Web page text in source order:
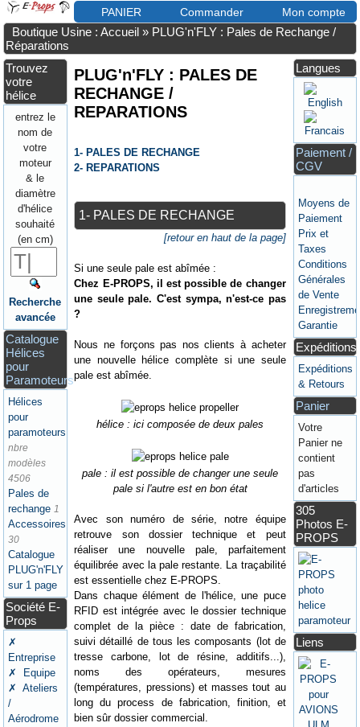
PANIER Commander Mon compte
Boutique Usine : Accueil » PLUG'n'FLY : Pales de Rechange /
Réparations
Trouvez
votre
hélice
entrez le
nom de
votre
moteur
& le
diamètre
d'hélice
souhaité
(en cm)
Recherche
avancée
Catalogue
Hélices
pour
Paramoteurs
Hélices
pour
paramoteurs
nbre
modèles
4506
Pales de
rechange 1
Accessoires
30
Catalogue
PLUG'n'FLY
sur 1 page
Société E-
Props
✗
Entreprise
✗ Equipe
✗ Ateliers
/
Aérodrome
PLUG'n'FLY : PALES DE
RECHANGE /
REPARATIONS
1- PALES DE RECHANGE
2- REPARATIONS
1- PALES DE RECHANGE
[retour en haut de la page]
Si une seule pale est abîmée :
Chez E-PROPS, il est possible de changer
une seule pale. C'est sympa, n'est-ce pas
?
Nous ne forçons pas nos clients à acheter
une nouvelle hélice complète si une seule
pale est abîmée.
hélice : ici composée de deux pales
pale : il est possible de changer une seule
pale si l'autre est en bon état
Avec son numéro de série, notre équipe
retrouve son dossier technique et peut
réaliser une nouvelle pale, parfaitement
équilibrée avec la pale restante. La traçabilité
est essentielle chez E-PROPS.
Dans chaque élément de l'hélice, une puce
RFID est intégrée avec le dossier technique
complet de la pièce : date de fabrication,
suivi détaillé de tous les composants (lot de
tresse carbone, lot de résine, additifs...),
noms des opérateurs, mesures
(températures, pressions) et masses tout au
long du process de fabrication, finition, et
bien sûr dossier commercial.
Langues
Paiement /
CGV
Moyens de
Paiement
Prix et
Taxes
Conditions
Générales
de Vente
Garantie
Expéditions
Expéditions
& Retours
Panier
Votre
Panier ne
contient
pas
d'articles
305
Photos E-
PROPS
Liens